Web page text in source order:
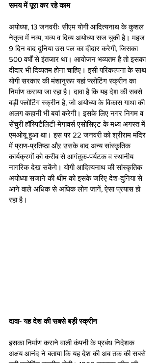
समय में पूरा कर रहे काम
अयोध्या, 13 जनवरीः सीएम योगी आदित्यनाथ के कुशल
नेतृत्व में नव्य, भव्य व दिव्य अयोध्या सज चुकी है। महज
9 दिन बाद दुनिया उस पल का दीदार करेगी, जिसका
500 वर्षों से इंतजार था। आयोजन भव्यतम है तो इसका
दीदार भी दिव्यतम होना चाहिए। इसी परिकल्पना के साथ
योगी सरकार की मंशानुरूप यहां फ्लोटिंग स्क्रीन का
निर्माण कराया जा रहा है। दावा है कि यह देश की सबसे
बड़ी फ्लोटिंग स्क्रीन है, जो अयोध्या के विकास गाथा की
अलग कहानी भी बयां करेगी। इसके लिए नगर निगम व
सेंचुरी हॉस्पिटैलिटी-मेगावर्स एसोसिएट के मध्य अगस्त में
एमओयू हुआ था। इस पर 22 जनवरी को श्रीराम मंदिर
में प्राण-प्रतिष्ठा औऱ उसके बाद अन्य सांस्कृतिक
कार्यक्रमों को करीब से आगंतुक-पर्यटक व स्थानीय
नागरिक देख सकेंगे। योगी आदित्यनाथ की सांस्कृतिक
अयोध्या सजाने की थीम को इसके जरिए देश-दुनिया से
आने वाले अधिक से अधिक लोग जानें, ऐसा प्रयास हो
रहा है।
दावा- यह देश की सबसे बड़ी स्क्रीन
इसका निर्माण कराने वाली कंपनी के प्रबंध निदेशक
अक्षय आनंद ने बताया कि यह देश की अब तक की सबसे